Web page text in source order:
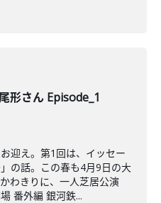
形さん Episode_1
迎え。第1回は、イッセー
の話。この春も4月9日の大
わきりに、一人芝居公演
番外編 銀河鉄...